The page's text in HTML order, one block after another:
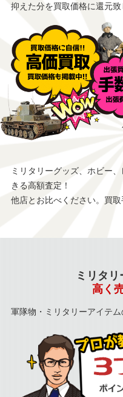
抑えた分を買取価格に還元致
ミリタリーグッズ、ホビー
きる高額査定！
他店とお比べください。買取
ミリタ
高く
軍隊物・ミリタリーアイテ